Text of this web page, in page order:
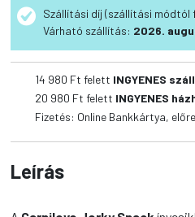
Turkey&Rabbit
Bar
–
pulyka&nyúl
100g
mennyiség
Szállítási díj (szállítási módtól
Várható szállítás: 2026.
14 980 Ft felett INGYENES
20 980 Ft felett INGYENES
Fizetés: Online Bankkártya,
Leírás